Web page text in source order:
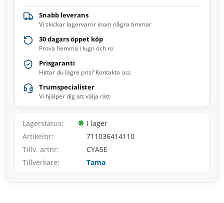
Snabb leverans
Vi skickar lagervaror inom några timmar
30 dagars öppet köp
Prova hemma i lugn och ro
Prisgaranti
Hittar du lägre pris? Kontakta oss
Trumspecialister
Vi hjälper dig att välja rätt
Lagerstatus
I lager
Artikelnr
711036414110
Tillv. artnr
CYA5E
Tillverkare
Tama